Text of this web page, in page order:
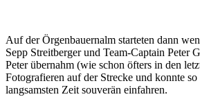
Auf der Örgenbauernalm starteten dann
Sepp Streitberger und Team-Captain Peter
Peter übernahm (wie schon öfters in den
Fotografieren auf der Strecke und konnte
langsamsten Zeit souverän einfahren.